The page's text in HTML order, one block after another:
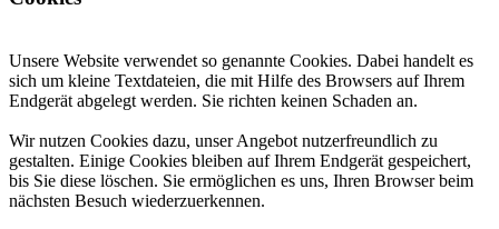
Unsere Website verwendet so genannte Cookies. Dabei handelt es
sich um kleine Textdateien, die mit Hilfe des Browsers auf Ihrem
Endgerät abgelegt werden. Sie richten keinen Schaden an.
Wir nutzen Cookies dazu, unser Angebot nutzerfreundlich zu
gestalten. Einige Cookies bleiben auf Ihrem Endgerät gespeichert,
bis Sie diese löschen. Sie ermöglichen es uns, Ihren Browser beim
nächsten Besuch wiederzuerkennen.